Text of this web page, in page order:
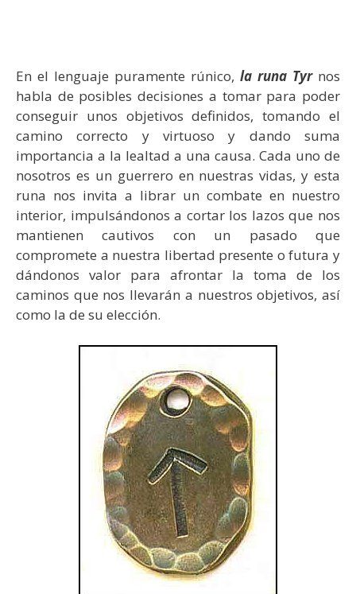
En el lenguaje puramente rúnico, la runa Tyrnos
habla de posibles decisiones a tomar para poder
conseguir unos objetivos definidos, tomando el
camino correcto y virtuoso y dando suma
importancia a la lealtad a una causa. Cada uno de
nosotros es un guerrero en nuestras vidas, y esta
runa nos invita a librar un combate en nuestro
interior, impulsándonos a cortar los lazos que nos
mantienen cautivos con un pasado que
compromete a nuestra libertad presente o futura y
dándonos valor para afrontar la toma de los
caminos que nos llevarán a nuestros objetivos, así
como la de su elección.